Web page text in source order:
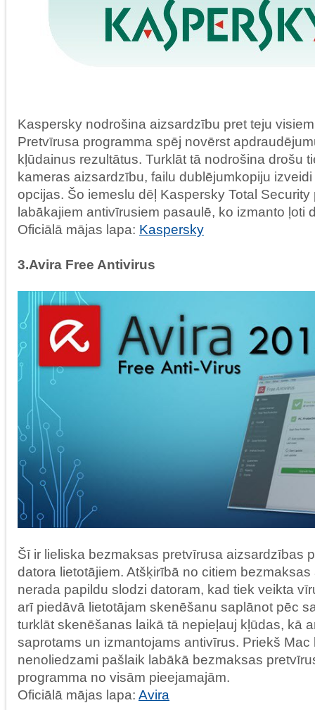
Kaspersky nodrošina aizsardzību pret teju
Pretvīrusa programma spēj novērst
kļūdainus rezultātus. Turklāt tā nodrošina drošu
kameras aizsardzību, failu dublējumkopiju
opcijas. Šo iemeslu dēļ Kaspersky Total
labākajiem antivīrusiem pasaulē, ko izmanto ļoti
Oficiālā mājas lapa: Kaspersky
3.Avira Free Antivirus
Šī ir lieliska bezmaksas pretvīrusa aizsardzības
datora lietotājiem. Atšķirībā no citiem
nerada papildu slodzi datoram, kad tiek veikta
arī piedāvā lietotājam skenēšanu saplānot pēc
turklāt skenēšanas laikā tā nepieļauj kļūdas, kā
saprotams un izmantojams antivīrus. Priekš Mac
nenoliedzami pašlaik labākā bezmaksas
programma no visām pieejamajām.
Oficiālā mājas lapa: Avira